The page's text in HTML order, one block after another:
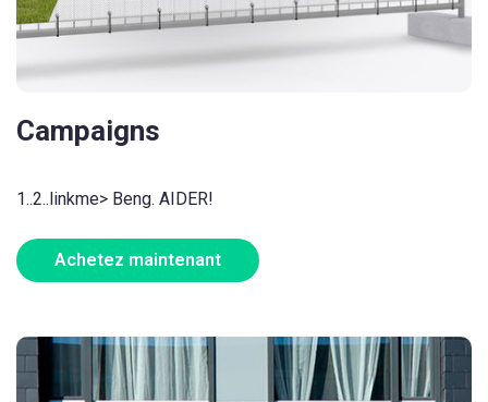
Campaigns
1..2..linkme> Beng. AIDER!
Achetez maintenant